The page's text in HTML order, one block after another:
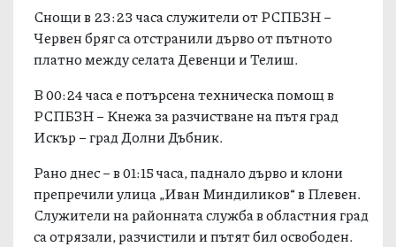
Снощи в 23:23 часа служители от РСПБЗН –
Червен бряг са отстранили дърво от пътното
платно между селата Девенци и Телиш.
В 00:24 часа е потърсена техническа помощ в
РСПБЗН – Кнежа за разчистване на пътя град
Искър – град Долни Дъбник.
Рано днес – в 01:15 часа, паднало дърво и клони
препречили улица „Иван Миндиликов“ в Плевен.
Служители на районната служба в областния град
са отрязали, разчистили и пътят бил освободен.